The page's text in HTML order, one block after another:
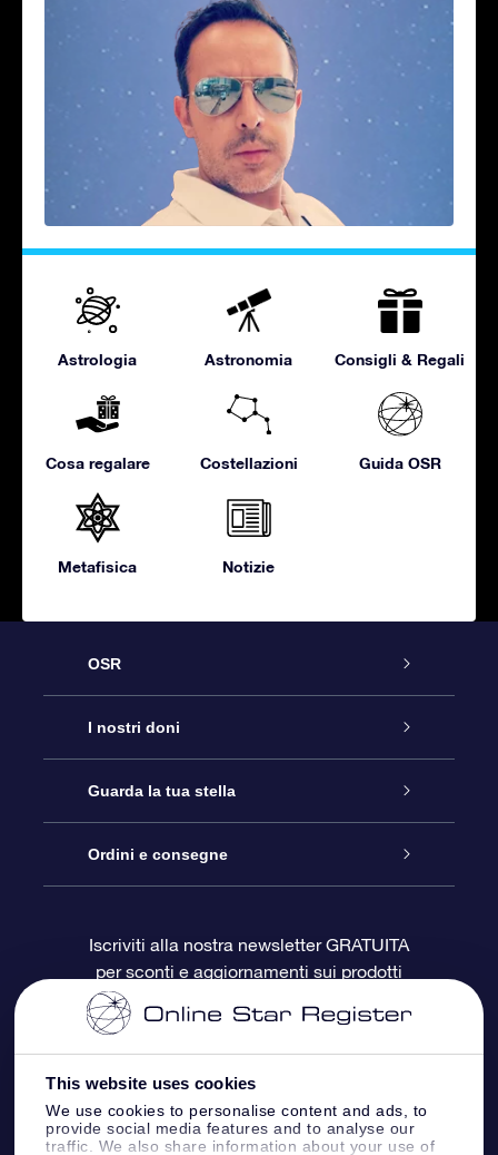
This website uses cookies
We use cookies to personalise content and ads, to
provide social media features and to analyse our
traffic. We also share information about your use of
Astrologia Astronomia Consigli & Regali
Cosa regalare Costellazioni Guida OSR
Metafisica Notizie
OSR
Assistenza
Contattaci
Blog
OSR Recensioni
I nostri doni
Online Star Gift
Pacchetto regalo OSR
Gift Card OSR
Doni aziendali
Guarda la tua stella
Registro stellare
Star Page personalizzata
One Million Stars
OSR Starsaver
Ordini e consegne
Informazioni di Pagamento
Politica di reso
Iscriviti alla nostra newsletter GRATUITA
per sconti e aggiornamenti sui prodotti